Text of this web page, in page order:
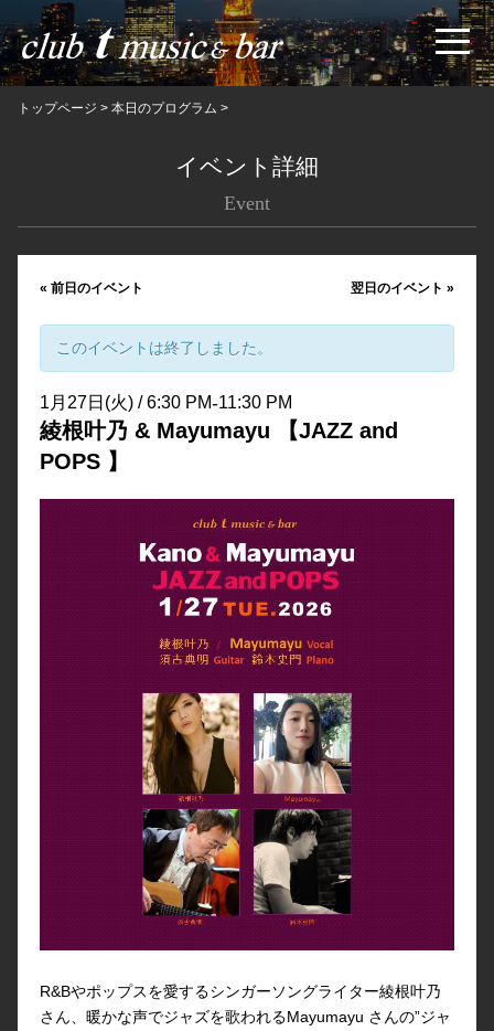
トップページ > 本日のプログラム >
イベント詳細
Event
« 前日のイベント 翌日のイベント»
このイベントは終了しました。
1月27日(火) / 6:30 PM-11:30 PM
綾根叶乃 & Mayumayu 【JAZZ and
POPS 】
R&Bやポップスを愛するシンガーソングライター綾根叶乃
さん、暖かな声でジャズを歌われるMayumayu さんの”ジャ